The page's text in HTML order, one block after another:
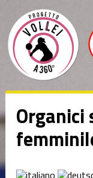
Organici